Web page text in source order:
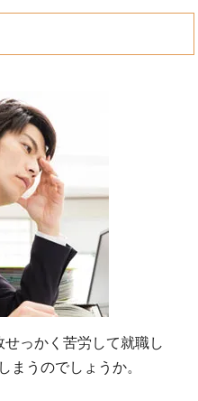
っかく苦労して就職し
まうのでしょうか。